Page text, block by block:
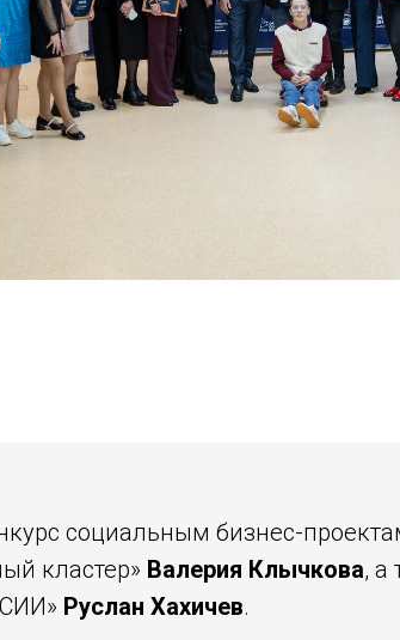
социальным бизнес-
кластер» Валерия Клычкова, а
Руслан Хахичев.